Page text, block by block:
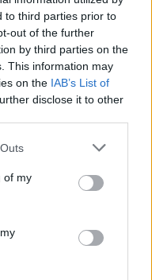
to third parties prior to
out of the further
by third parties on the
This information may
on the IAB’s List of
disclose it to other
of my
šalių
ministerija.
(VSD)
susitikimo
komentuoti
vyksta tyrimas.